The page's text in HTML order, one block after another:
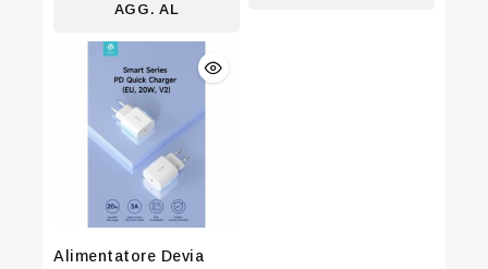
AGG. AL
CARRELLO
Alimentatore Devia
your first order
Be the first to know about our new arrivals, exclusive
offers and the latest fashion update.
By subscribing, you agree to our privacy policy.